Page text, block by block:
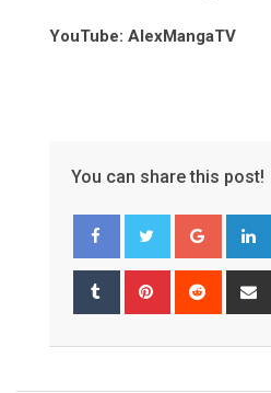
YouTube: AlexMangaTV
You can share this post!
Google+
Tumblr Pinterest Reddit